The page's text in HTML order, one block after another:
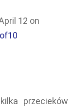
12 on
przecieków